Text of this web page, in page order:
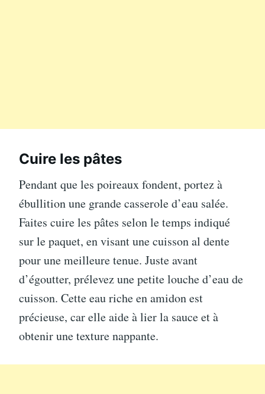
Cuire les pâtes
Pendant que les poireaux fondent, portez à
ébullition une grande casserole d’eau salée.
Faites cuire les pâtes selon le temps indiqué
sur le paquet, en visant une cuisson al dente
pour une meilleure tenue. Juste avant
d’égoutter, prélevez une petite louche d’eau de
cuisson. Cette eau riche en amidon est
précieuse, car elle aide à lier la sauce et à
obtenir une texture nappante.